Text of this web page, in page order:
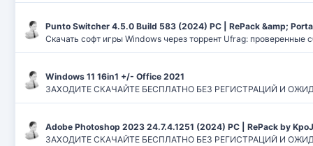
Punto Switcher 4.5.0 Build 583 (2024) РС | RePack &amp;
Скачать софт игры Windows через торрент Ufrag: проверенные
Windows 11 16in1 +/- Office 2021
ЗАХОДИТЕ СКАЧАЙТЕ БЕСПЛАТНО БЕЗ РЕГИСТРАЦИЙ И
Adobe Photoshop 2023 24.7.4.1251 (2024) PC | RePack by
ЗАХОДИТЕ СКАЧАЙТЕ БЕСПЛАТНО БЕЗ РЕГИСТРАЦИЙ И